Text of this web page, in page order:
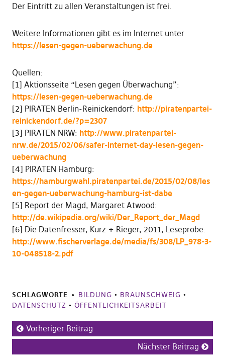
Der Eintritt zu allen Veranstaltungen ist frei.
Weitere Informationen gibt es im Internet unter
https://lesen-gegen-ueberwachung.de
Quellen:
[1] Aktionsseite “Lesen gegen Überwachung”:
https://lesen-gegen-ueberwachung.de
[2] PIRATEN Berlin-Reinickendorf: http://piratenpartei-
reinickendorf.de/?p=2307
[3] PIRATEN NRW: http://www.piratenpartei-
nrw.de/2015/02/06/safer-internet-day-lesen-gegen-
ueberwachung
[4] PIRATEN Hamburg:
https://hamburgwahl.piratenpartei.de/2015/02/08/les
en-gegen-ueberwachung-hamburg-ist-dabe
[5] Report der Magd, Margaret Atwood:
http://de.wikipedia.org/wiki/Der_Report_der_Magd
[6] Die Datenfresser, Kurz + Rieger, 2011, Leseprobe:
http://www.fischerverlage.de/media/fs/308/LP_978-3-
10-048518-2.pdf
SCHLAGWORTE BILDUNG • BRAUNSCHWEIG •
DATENSCHUTZ • ÖFFENTLICHKEITSARBEIT
Vorheriger Beitrag
Nächster Beitrag